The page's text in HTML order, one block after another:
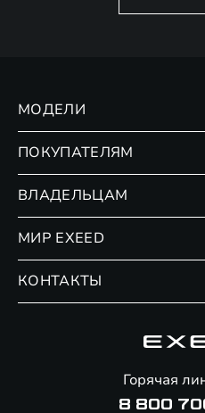
МОДЕЛИ
ПОКУПАТЕЛЯМ
Страхование
ВЛАДЕЛЬЦАМ
Сервис
Помощь на дорогах
Специальные
МИР EXEED
КОНТАКТЫ
Горячая
8 800